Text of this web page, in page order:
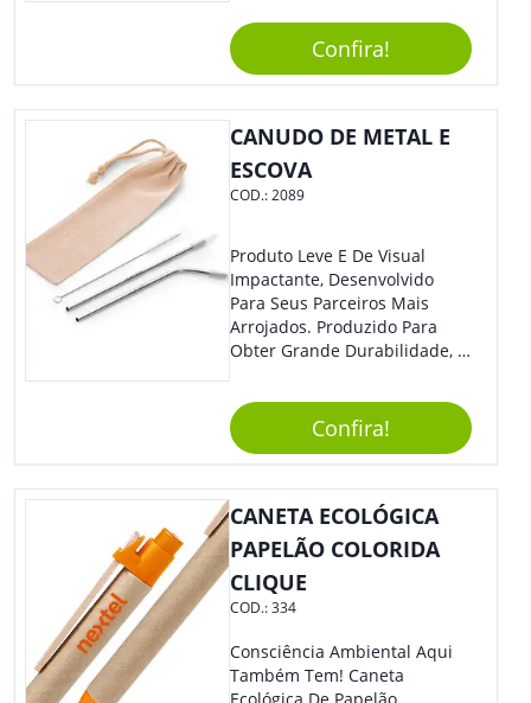
Sua Empresa Em Eventos,
Reuniões Corporativas Ou Até
Mesmo Para Presentear
Colaboradores E Parceiros De
Sua Empresa.
Confira!
CANUDO DE METAL E
ESCOVA
COD.:2089
Produto Leve E De Visual
Impactante, Desenvolvido
Para Seus Parceiros Mais
Arrojados. Produzido Para
Obter Grande Durabilidade, É
Sua Marca De Forma Estilosa,
Agregando Valor Para Sua
Empresa Em Eventos.
Confira!
CANETA ECOLÓGICA
PAPELÃO COLORIDA
CLIQUE
COD.:334
Consciência Ambiental Aqui
Também Tem! Caneta